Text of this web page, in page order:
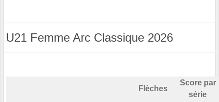
U21 Femme Arc Classique 2026
Flèches
Score par
série